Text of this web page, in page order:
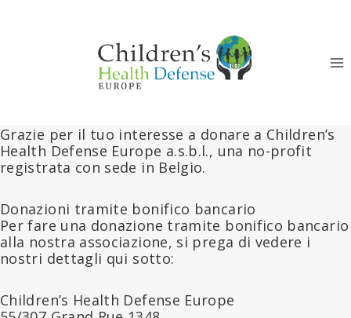
Grazie per il tuo interesse a donare a Children’s
Health Defense Europe a.s.b.l., una no-profit
registrata con sede in Belgio.
Donazioni tramite bonifico bancario
Per fare una donazione tramite bonifico bancario
alla nostra associazione, si prega di vedere i
nostri dettagli qui sotto:
Children’s Health Defense Europe